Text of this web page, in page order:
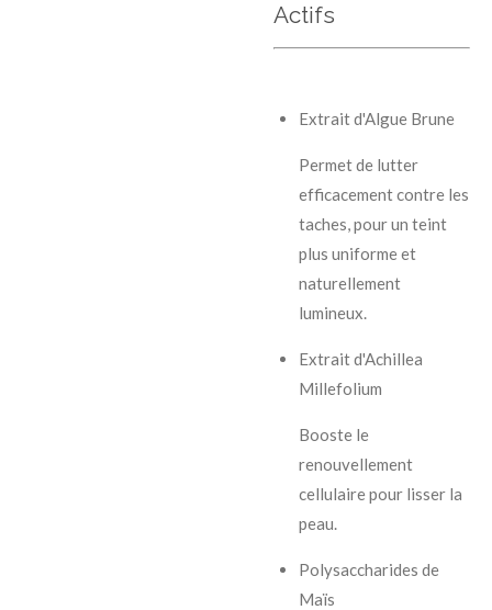
Actifs
Extrait d'Algue Brune
Permet de lutter
efficacement contre les
taches, pour un teint
plus uniforme et
naturellement
lumineux.
Extrait d'Achillea
Millefolium
Booste le
renouvellement
cellulaire pour lisser la
peau.
Polysaccharides de
Maïs